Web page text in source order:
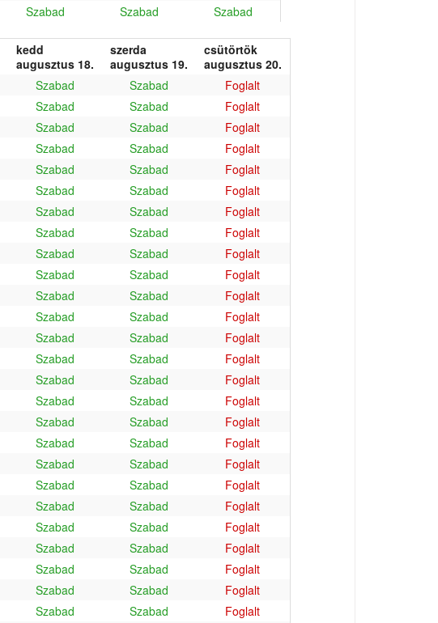
Szabad Szabad Szabad
kedd
augusztus 18.
szerda
augusztus 19.
csütörtök
augusztus 20.
Szabad Szabad
Foglalt
Szabad Szabad
Foglalt
Szabad Szabad
Foglalt
Szabad Szabad
Foglalt
Szabad Szabad
Foglalt
Szabad Szabad
Foglalt
Szabad Szabad
Foglalt
Szabad Szabad
Foglalt
Szabad Szabad
Foglalt
Szabad Szabad
Foglalt
Szabad Szabad
Foglalt
Szabad Szabad
Foglalt
Szabad Szabad
Foglalt
Szabad Szabad
Foglalt
Szabad Szabad
Foglalt
Szabad Szabad
Foglalt
Szabad Szabad
Foglalt
Szabad Szabad
Foglalt
Szabad Szabad
Foglalt
Szabad Szabad
Foglalt
Szabad Szabad
Foglalt
Szabad Szabad
Foglalt
Szabad Szabad
Foglalt
Szabad Szabad
Foglalt
Szabad Szabad
Foglalt
Szabad Szabad
Foglalt